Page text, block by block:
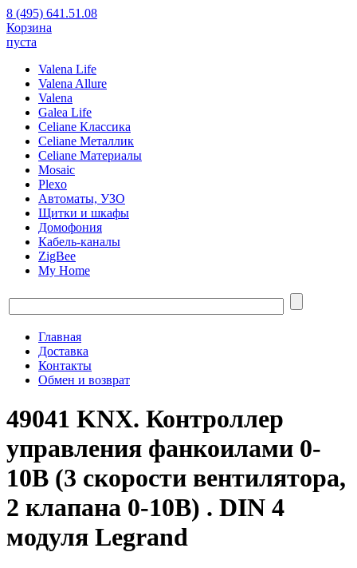
8 (495) 641.51.08
Корзина
пуста
Valena Life
Valena Allure
Valena
Galea Life
Celiane Классика
Celiane Металлик
Celiane Материалы
Mosaic
Plexo
Автоматы, УЗО
Щитки и шкафы
Домофония
Кабель-каналы
ZigBee
My Home
Главная
Доставка
Контакты
Обмен и возврат
49041 KNX. Контроллер
управления фанкоилами 0-
10В (3 скорости вентилятора,
2 клапана 0-10В) . DIN 4
модуля Legrand